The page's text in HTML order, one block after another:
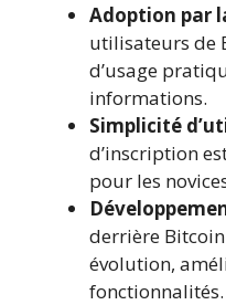
Adoption par
utilisateurs de
d’usage
informations.
Simplicité
d’inscription
pour les
derrière
évolution,
fonctionnalités.